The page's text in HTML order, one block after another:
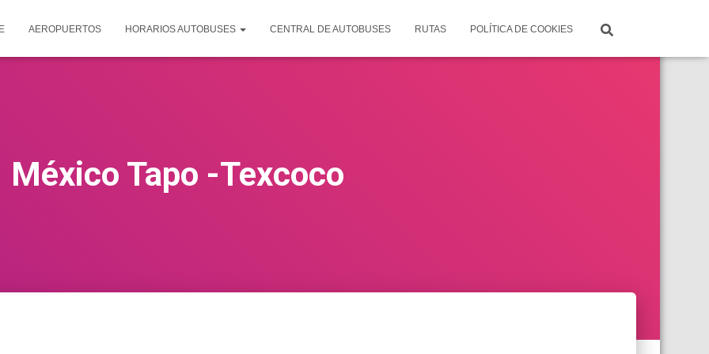
AEROPUERTOS HORARIOS AUTOBUSES CENTRAL DE AUTOBUSES RUTAS POLÍTICA DE COOKIES
México Tapo -Texcoco